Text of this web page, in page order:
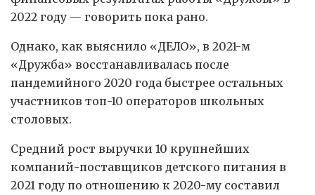
2022 году — говорить пока рано.
Однако, как выяснило «ДЕЛО», в 2021-м
«Дружба» восстанавливалась после
пандемийного 2020 года быстрее остальных
участников топ-10 операторов школьных
столовых.
Средний рост выручки 10 крупнейших
компаний-поставщиков детского питания в
2021 году по отношению к 2020-му составил